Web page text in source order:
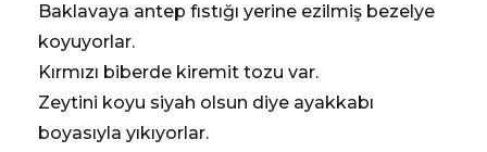
Baklavaya antep fıstığı yerine ezilmiş bezelye
koyuyorlar.
Kırmızı biberde kiremit tozu var.
Zeytini koyu siyah olsun diye ayakkabı
boyasıyla yıkıyorlar.